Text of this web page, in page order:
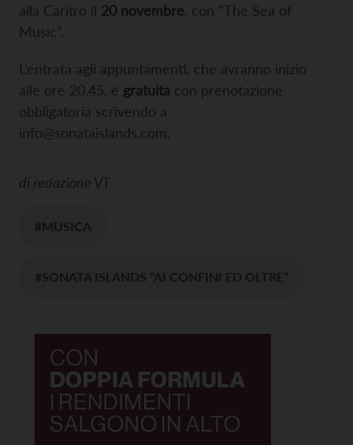
alla Caritro il 20 novembre , con “The Sea of
Music”.
L’entrata agli appuntamenti, che avranno inizio
alle ore 20.45, è gratuita con prenotazione
obbligatoria scrivendo a
info@sonataislands.com.
di redazione VT
#MUSICA
#SONATA ISLANDS “AI CONFINI ED OLTRE”